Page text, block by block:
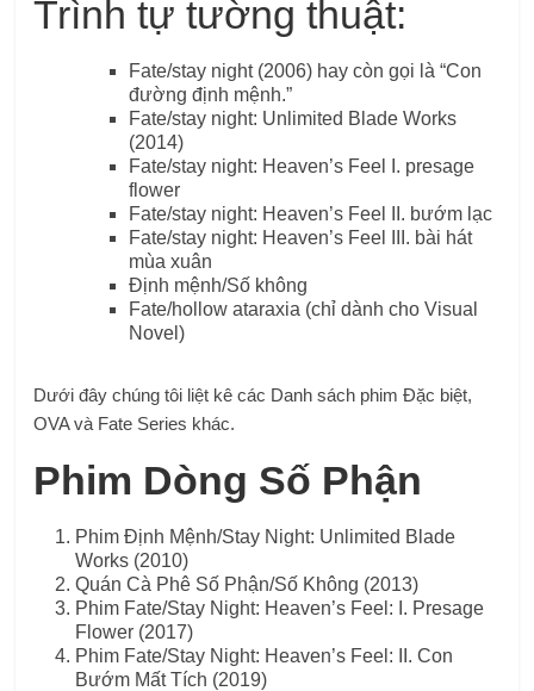
Trình tự tường thuật:
Fate/stay night (2006) hay còn gọi là “Con
đường định mệnh.”
Fate/stay night: Unlimited Blade Works
(2014)
Fate/stay night: Heaven’s Feel I. presage
flower
Fate/stay night: Heaven’s Feel II. bướm lạc
Fate/stay night: Heaven’s Feel III. bài hát
mùa xuân
Định mệnh/Số không
Fate/hollow ataraxia (chỉ dành cho Visual
Novel)
Dưới đây chúng tôi liệt kê các Danh sách phim Đặc biệt,
OVA và Fate Series khác.
Phim Dòng Số Phận
Phim Định Mệnh/Stay Night: Unlimited Blade
Works (2010)
Quán Cà Phê Số Phận/Số Không (2013)
Phim Fate/Stay Night: Heaven’s Feel: I. Presage
Flower (2017)
Phim Fate/Stay Night: Heaven’s Feel: II. Con
Bướm Mất Tích (2019)